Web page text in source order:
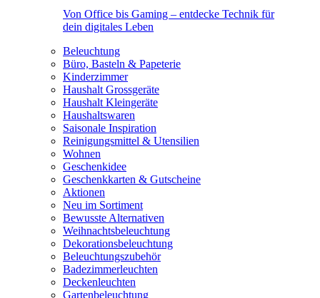
Von Office bis Gaming – entdecke Technik für
dein digitales Leben
Beleuchtung
Büro, Basteln & Papeterie
Kinderzimmer
Haushalt Grossgeräte
Haushalt Kleingeräte
Haushaltswaren
Saisonale Inspiration
Reinigungsmittel & Utensilien
Wohnen
Geschenkidee
Geschenkkarten & Gutscheine
Aktionen
Neu im Sortiment
Bewusste Alternativen
Weihnachtsbeleuchtung
Dekorationsbeleuchtung
Beleuchtungszubehör
Badezimmerleuchten
Deckenleuchten
Gartenbeleuchtung